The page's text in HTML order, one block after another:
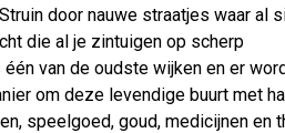
door nauwe straatjes waar al
die al je zintuigen op scherp
van de oudste wijken en er
om deze levendige buurt met
speelgoed, goud, medicijnen en